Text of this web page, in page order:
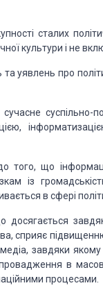
сталих
культури і не
та уявлень про
сучасне суспільно-
того, що
із
в сфері
досягається
сприяє
завдяки якому
в
процесами.